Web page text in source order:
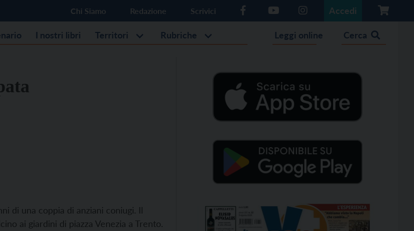
Chi Siamo Redazione Scrivici Accedi
I nostri libri Territori Rubriche Leggi online Cerca
di una coppia di anziani coniugi. Il
ai giardini di piazza Venezia a Trento.